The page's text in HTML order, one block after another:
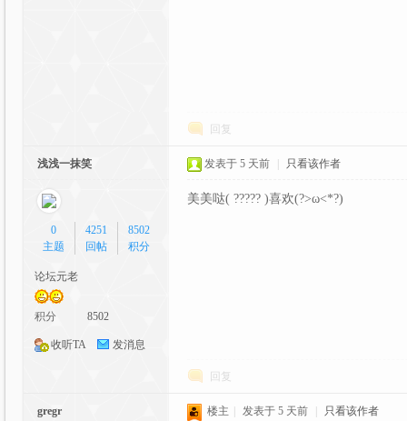
回复
浅浅一抹笑
0
主题
4251
回帖
8502
积分
论坛元老
积分 8502
收听TA 发消息
发表于5 天前 只看该作者
美美哒( ????? )喜欢(?>ω<*?)
回复
gregr 楼主 发表于5 天前 只看该作者